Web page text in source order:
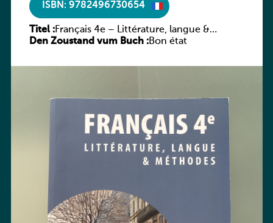
ISBN: 9782496730654
Titel :Français 4e – Littérature, langue &
méthodes
Den Zoustand vum Buch :Bon état